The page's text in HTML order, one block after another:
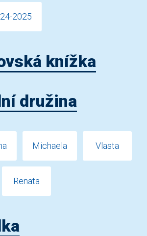
2025
knížka
družina
Michaela Vlasta
Renata